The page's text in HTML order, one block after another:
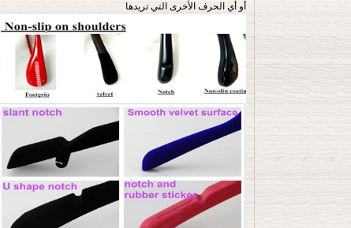
أو أي الحرف الأخرى التي تريدها